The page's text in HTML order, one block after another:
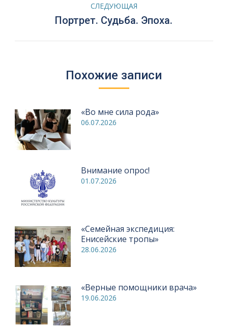
СЛЕДУЮЩАЯ
Следующая
Портрет. Судьба. Эпоха.
Похожие записи
«Во мне сила рода»
06.07.2026
Внимание опрос!
01.07.2026
«Семейная экспедиция:
Енисейские тропы»
28.06.2026
«Верные помощники врача»
19.06.2026